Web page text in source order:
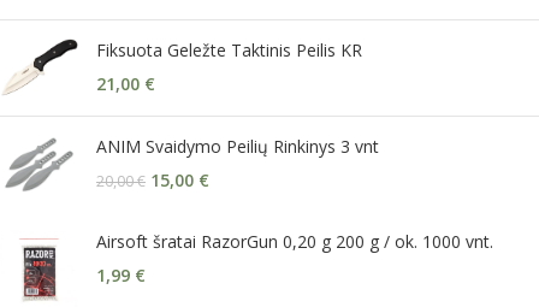
Fiksuota Geležte Taktinis Peilis KR
21,00 €
ANIM Svaidymo Peilių Rinkinys 3 vnt
20,00€ 15,00 €
Airsoft šratai RazorGun 0,20 g 200 g / ok. 1000 vnt.
1,99 €